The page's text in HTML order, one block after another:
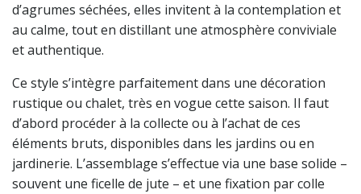
d’agrumes séchées, elles invitent à la contemplation et
au calme, tout en distillant une atmosphère conviviale
et authentique.
Ce style s’intègre parfaitement dans une décoration
rustique ou chalet, très en vogue cette saison. Il faut
d’abord procéder à la collecte ou à l’achat de ces
éléments bruts, disponibles dans les jardins ou en
jardinerie. L’assemblage s’effectue via une base solide –
souvent une ficelle de jute – et une fixation par colle